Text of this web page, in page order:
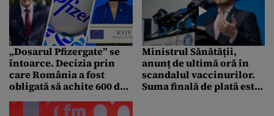
„Dosarul Pfizergate” se
întoarce. Decizia prin
care România a fost
obligată să achite 600 de
reaprinde scandalul
Ministrul Sănătății,
anunț de ultimă oră în
scandalul vaccinurilor.
Suma finală de plată este